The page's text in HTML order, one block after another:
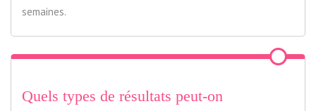
semaines.
Quels types de résultats peut-on